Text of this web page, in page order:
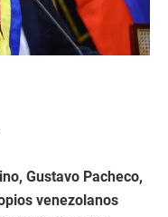
Gustavo Pacheco,
venezolanos